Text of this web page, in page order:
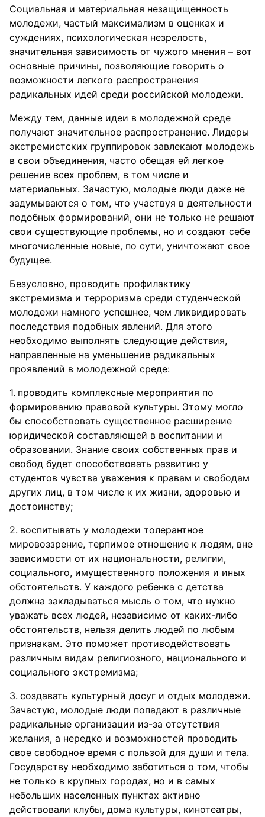
Социальная и материальная незащищенность
молодежи, частый максимализм в оценках и
суждениях, психологическая незрелость,
значительная зависимость от чужого мнения – вот
основные причины, позволяющие говорить о
возможности легкого распространения
радикальных идей среди российской молодежи.
Между тем, данные идеи в молодежной среде
получают значительное распространение. Лидеры
экстремистских группировок завлекают молодежь
в свои объединения, часто обещая ей легкое
решение всех проблем, в том числе и
материальных. Зачастую, молодые люди даже не
задумываются о том, что участвуя в деятельности
подобных формирований, они не только не решают
свои существующие проблемы, но и создают себе
многочисленные новые, по сути, уничтожают свое
будущее.
Безусловно, проводить профилактику
экстремизма и терроризма среди студенческой
молодежи намного успешнее, чем ликвидировать
последствия подобных явлений. Для этого
необходимо выполнять следующие действия,
направленные на уменьшение радикальных
проявлений в молодежной среде:
проводить комплексные мероприятия по
формированию правовой культуры. Этому могло
бы способствовать существенное расширение
юридической составляющей в воспитании и
образовании. Знание своих собственных прав и
свобод будет способствовать развитию у
студентов чувства уважения к правам и свободам
других лиц, в том числе к их жизни, здоровью и
достоинству;
воспитывать у молодежи толерантное
мировоззрение, терпимое отношение к людям, вне
зависимости от их национальности, религии,
социального, имущественного положения и иных
обстоятельств. У каждого ребенка с детства
должна закладываться мысль о том, что нужно
уважать всех людей, независимо от каких-либо
обстоятельств, нельзя делить людей по любым
признакам. Это поможет противодействовать
различным видам религиозного, национального и
социального экстремизма;
создавать культурный досуг и отдых молодежи.
Зачастую, молодые люди попадают в различные
радикальные организации из-за отсутствия
желания, а нередко и возможностей проводить
свое свободное время с пользой для души и тела.
Государству необходимо заботиться о том, чтобы
не только в крупных городах, но и в самых
небольших населенных пунктах активно
действовали клубы, дома культуры, кинотеатры,